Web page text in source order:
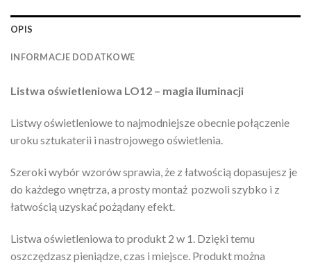
OPIS
INFORMACJE DODATKOWE
Listwa oświetleniowa LO12 – magia iluminacji
Listwy oświetleniowe to najmodniejsze obecnie połączenie
uroku sztukaterii i nastrojowego oświetlenia.
Szeroki wybór wzorów sprawia, że z łatwością dopasujesz je
do każdego wnętrza, a prosty montaż pozwoli szybko i z
łatwością uzyskać pożądany efekt.
Listwa oświetleniowa to produkt 2 w 1. Dzięki temu
oszczędzasz pieniądze, czas i miejsce. Produkt można